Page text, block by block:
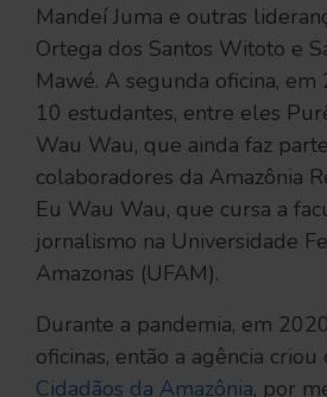
Mandeí Juma e outras
Ortega dos Santos Witoto e
Mawé. A segunda oficina,
10 estudantes, entre eles
Wau Wau, que ainda faz
colaboradores da Amazônia
Eu Wau Wau, que cursa a
jornalismo na Universidade
Amazonas (UFAM).
Durante a pandemia, em
oficinas, então a agência criou
Cidadãos da Amazônia, por